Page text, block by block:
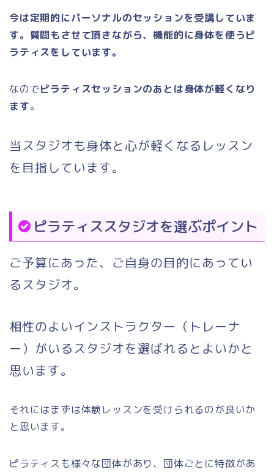
今は定期的にパーソナルのセッションを受講していま
す。質問もさせて頂きながら、機能的に身体を使うピ
ラティスをしています。
なのでピラティスセッションのあとは身体が軽くなり
ます。
当スタジオも身体と心が軽くなるレッスン
を目指しています。
ピラティススタジオを選ぶポイント
ご予算にあった、ご自身の目的にあってい
るスタジオ。
相性のよいインストラクター（トレーナ
ー）がいるスタジオを選ばれるとよいかと
思います。
それにはまずは体験レッスンを受けられるのが良いか
と思います。
ピラティスも様々な団体があり、団体ごとに特徴があ